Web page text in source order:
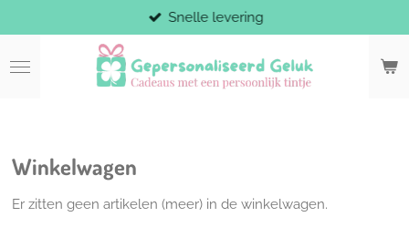
direct
naar
de
Snelle levering
Winkelwagen
Er zitten geen artikelen (meer) in de winkelwagen.